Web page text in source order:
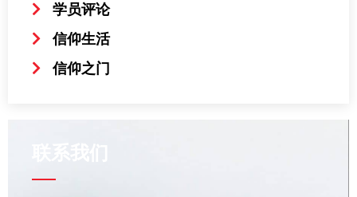
学员评论
信仰生活
信仰之门